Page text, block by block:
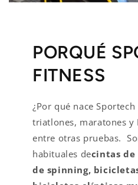
PORQUÉ
FITNESS
¿Por qué nace
triatlones, maratones y
entre otras pruebas.
habituales decintas
de spinning,